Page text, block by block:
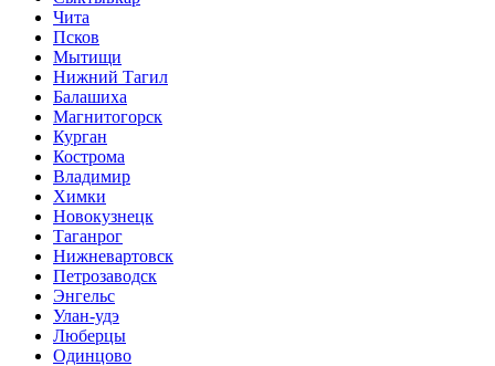
Чита
Псков
Мытищи
Нижний Тагил
Балашиха
Магнитогорск
Курган
Кострома
Владимир
Химки
Новокузнецк
Таганрог
Нижневартовск
Петрозаводск
Энгельс
Улан-удэ
Люберцы
Одинцово